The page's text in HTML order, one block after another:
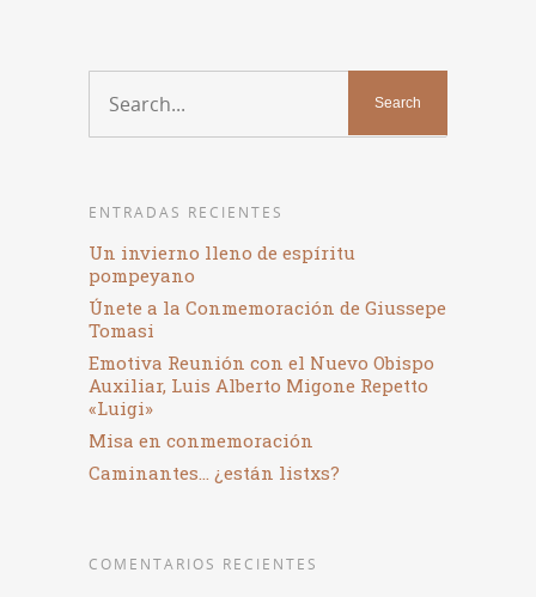
ENTRADAS RECIENTES
Un invierno lleno de espíritu
pompeyano
Únete a la Conmemoración de Giussepe
Tomasi
Emotiva Reunión con el Nuevo Obispo
Auxiliar, Luis Alberto Migone Repetto
«Luigi»
Misa en conmemoración
Caminantes… ¿están listxs?
COMENTARIOS RECIENTES